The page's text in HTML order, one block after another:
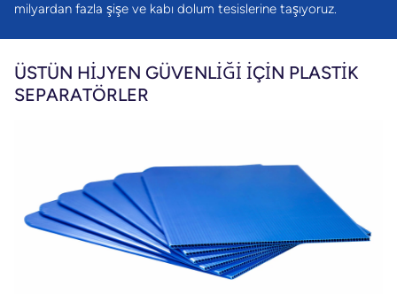
milyardan fazla şişe ve kabı dolum tesislerine taşıyoruz.
ÜSTÜN HİJYEN GÜVENLİĞİ İÇİN PLASTİK
SEPARATÖRLER